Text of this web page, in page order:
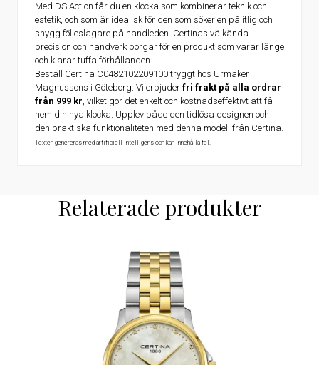
Med DS Action får du en klocka som kombinerar teknik och
estetik, och som är idealisk för den som söker en pålitlig och
snygg följeslagare på handleden. Certinas välkända
precision och handverk borgar för en produkt som varar länge
och klarar tuffa förhållanden.
Beställ Certina C0482102209100 tryggt hos Urmaker
Magnussons i Göteborg. Vi erbjuder fri frakt på alla ordrar
från 999 kr, vilket gör det enkelt och kostnadseffektivt att få
hem din nya klocka. Upplev både den tidlösa designen och
den praktiska funktionaliteten med denna modell från Certina.
Texten genereras med artificiell intelligens och kan innehålla fel.
Relaterade produkter